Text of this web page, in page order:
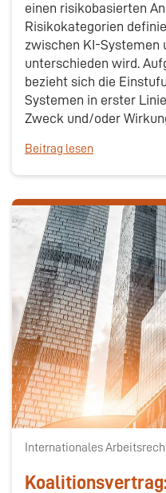
einen risikobasierten
Risikokategorien
zwischen KI-Systemen
unterschieden wird.
bezieht sich die
Systemen in erster
Zweck und/oder
Beitrag lesen
Internationales